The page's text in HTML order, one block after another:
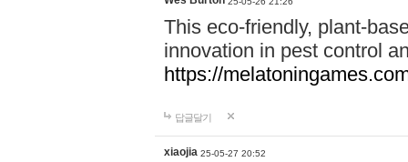
This eco-friendly, plant-
innovation in pest control
https://
답글달기
xiaojia 25-05-27 20:52